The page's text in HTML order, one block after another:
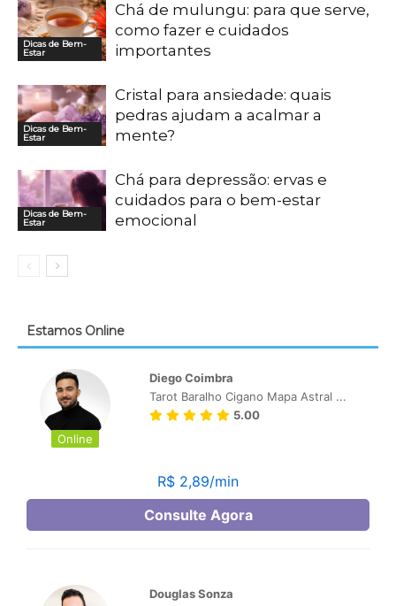
Dicas de Bem-
Estar
Chá de mulungu: para que serve,
como fazer e cuidados
importantes
Dicas de Bem-
Estar
Cristal para ansiedade: quais
pedras ajudam a acalmar a
mente?
Dicas de Bem-
Estar
Chá para depressão: ervas e
cuidados para o bem-estar
emocional
Estamos Online